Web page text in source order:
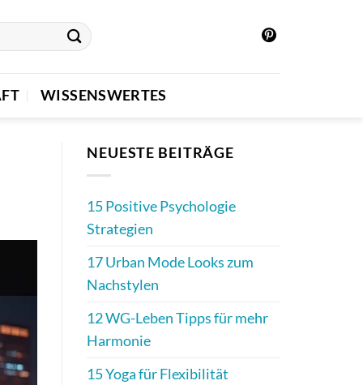
WISSENSWERTES
NEUESTE BEITRÄGE
15 Positive Psychologie
Strategien
17 Urban Mode Looks zum
Nachstylen
12 WG-Leben Tipps für mehr
Harmonie
15 Yoga für Flexibilität